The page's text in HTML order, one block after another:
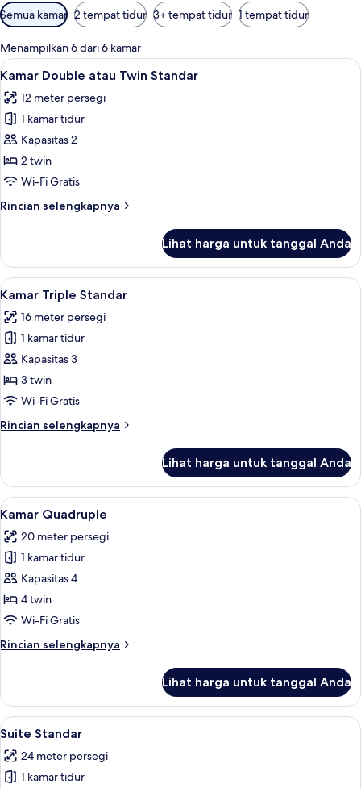
Filter
tersedia
untuk
kamar
Semua kamar 2 tempat tidur 3+ tempat tidur 1 tempat tidur
Menampilkan 6 dari 6 kamar
Lihat
semua
foto
untuk
Kamar
Double
atau
Standar
Kamar Double atau Twin Standar |
2
Kamar Double atau Twin Standar
12 meter persegi
1 kamar tidur
Kapasitas 2
2 twin
Wi-Fi Gratis
Rincian selengkapnya
Rincian
Kamar
Double
atau
Standar
Lihat harga untuk tanggal Anda
Lihat
semua
foto
untuk
Kamar
Triple
Standar
Kamar Triple Standar | Minibar, tirai
3
Kamar Triple Standar
16 meter persegi
1 kamar tidur
Kapasitas 3
3 twin
Wi-Fi Gratis
Rincian selengkapnya
Rincian
Kamar
Triple
Standar
Lihat harga untuk tanggal Anda
Lihat
semua
foto
untuk
Kamar
Quadruple
Kamar Quadruple | Minibar, tirai
2
Kamar Quadruple
20 meter persegi
1 kamar tidur
Kapasitas 4
4 twin
Wi-Fi Gratis
Rincian selengkapnya
Rincian
Kamar
Quadruple
Lihat harga untuk tanggal Anda
Lihat
semua
foto
untuk
Suite Standar | Area keluarga | TV
3
Suite Standar
24 meter persegi
1 kamar tidur